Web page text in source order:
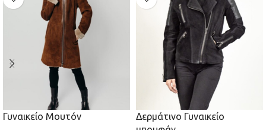
Γυναικείο Μουτόν
Δερμάτινο Γυναικείο